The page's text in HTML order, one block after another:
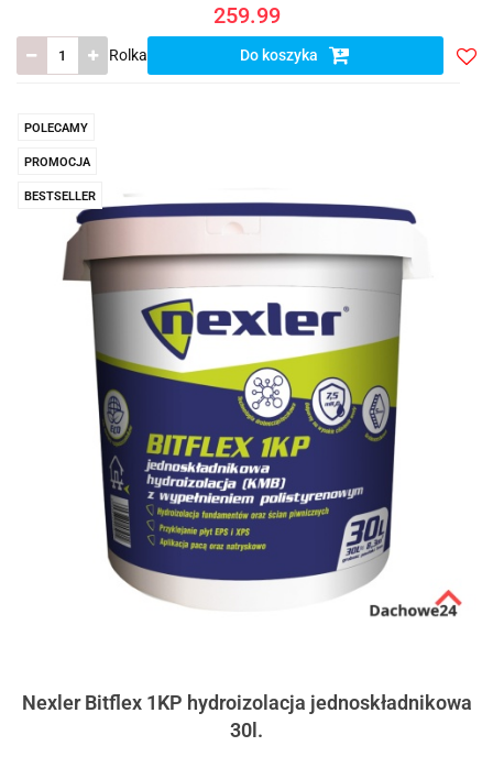
259.99
Rolka Do koszyka
POLECAMY
PROMOCJA
BESTSELLER
Nexler Bitflex 1KP hydroizolacja jednoskładnikowa
30l.